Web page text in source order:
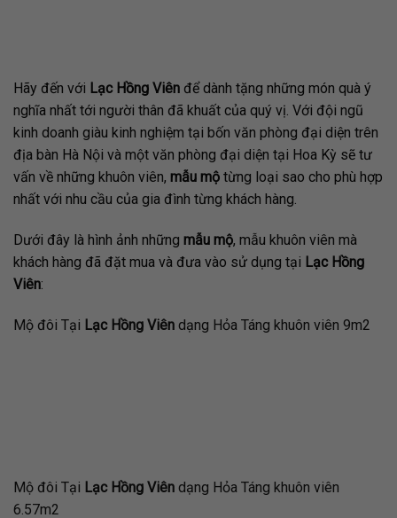
Hãy đến với Lạc Hồng Viên để dành tặng những món quà ý
nghĩa nhất tới người thân đã khuất của quý vị. Với đội ngũ
kinh doanh giàu kinh nghiệm tại bốn văn phòng đại diện trên
địa bàn Hà Nội và một văn phòng đại diện tại Hoa Kỳ sẽ tư
vấn về những khuôn viên, mẫu mộ từng loại sao cho phù hợp
nhất với nhu cầu của gia đình từng khách hàng.
Dưới đây là hình ảnh những mẫu mộ, mẫu khuôn viên mà
khách hàng đã đặt mua và đưa vào sử dụng tại Lạc Hồng
Viên:
Mộ đôi Tại Lạc Hồng Viên dạng Hỏa Táng khuôn viên 9m2
Mộ đôi Tại Lạc Hồng Viên dạng Hỏa Táng khuôn viên
6.57m2